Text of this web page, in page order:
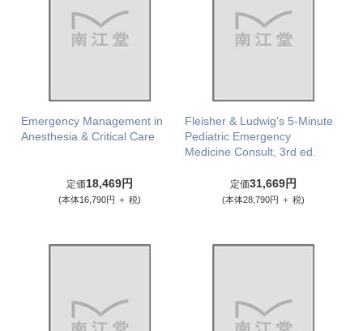
Emergency Management in
Anesthesia & Critical Care
定価18,469円
(本体16,790円 ＋ 税)
Fleisher & Ludwig's 5-Minute
Pediatric Emergency
Medicine Consult, 3rd ed.
定価31,669円
(本体28,790円 ＋ 税)